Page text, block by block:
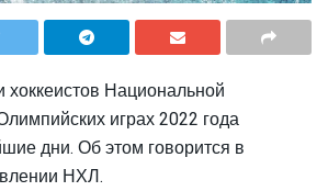
хоккеистов Национальной
играх 2022 года
дни. Об этом говорится в
НХЛ.